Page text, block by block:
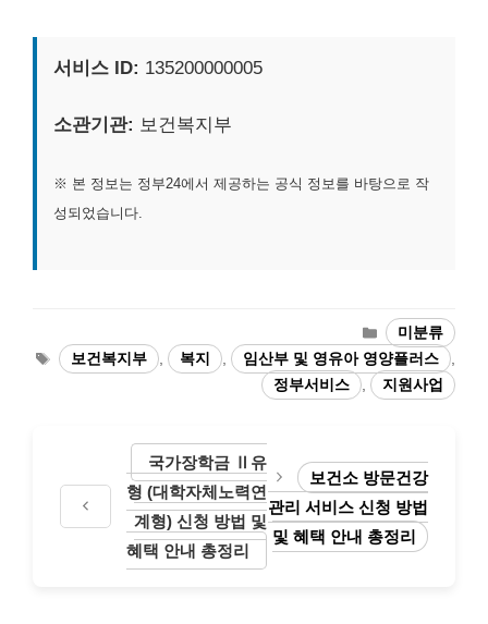
서비스 ID: 135200000005
소관기관: 보건복지부
※ 본 정보는 정부24에서 제공하는 공식 정보를 바탕으로 작
성되었습니다.
카
테
고
리
미분류
태
그
보건복지부 , 복지 , 임산부 및 영유아 영양플러스
,
정부서비스
, 지원사업
국가장학금 Ⅱ유
형 (대학자체노력연
계형) 신청 방법 및
혜택 안내 총정리
보건소 방문건강
관리 서비스 신청 방법
및 혜택 안내 총정리